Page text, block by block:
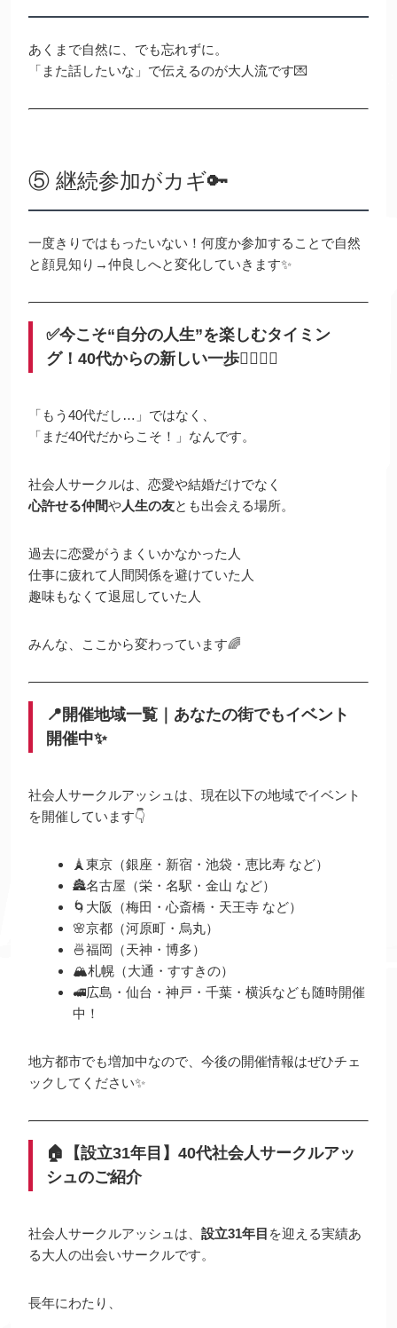
あくまで自然に、でも忘れずに。
「また話したいな」で伝えるのが大人流です💌
⑤ 継続参加がカギ🔑
一度きりではもったいない！何度か参加することで自然
と顔見知り→仲良しへと変化していきます✨
✅今こそ“自分の人生”を楽しむタイミン
グ！40代からの新しい一歩🏃‍♀️🏃‍♂️
「もう40代だし…」ではなく、
「まだ40代だからこそ！」なんです。
社会人サークルは、恋愛や結婚だけでなく
心許せる仲間や人生の友とも出会える場所。
過去に恋愛がうまくいかなかった人
仕事に疲れて人間関係を避けていた人
趣味もなくて退屈していた人
みんな、ここから変わっています🌈
📍開催地域一覧｜あなたの街でもイベント
開催中✨
社会人サークルアッシュは、現在以下の地域でイベント
を開催しています👇
🗼東京（銀座・新宿・池袋・恵比寿 など）
🏯名古屋（栄・名駅・金山 など）
🌀大阪（梅田・心斎橋・天王寺 など）
🌸京都（河原町・烏丸）
🍜福岡（天神・博多）
🏔札幌（大通・すすきの）
🚅広島・仙台・神戸・千葉・横浜なども随時開催
中！
地方都市でも増加中なので、今後の開催情報はぜひチェ
ックしてください✨
🏠【設立31年目】40代社会人サークルアッ
シュのご紹介
社会人サークルアッシュは、 設立31年目 を迎える実績あ
る大人の出会いサークルです。
長年にわたり、